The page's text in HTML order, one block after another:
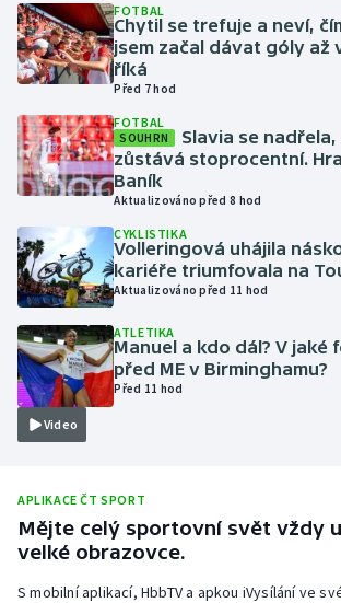
Krasobruslení
Lezení
Lyže a snowboard
Moderní pětiboj
Motorsport
Olympijské hry
Parasport
Plavání
Ragby
Rychlobruslení
FOTBAL
Chytil se trefuje a neví,
jsem začal dávat góly až
říká
Před 7 hod
FOTBAL
SOUHRN
Slavia se
zůstává stoprocentní.
Baník
Aktualizováno před 8 hod
CYKLISTIKA
Volleringová uhájila
kariéře triumfovala na
Aktualizováno před 11 hod
Video
ATLETIKA
Manuel a kdo dál? V jaké
před ME v Birminghamu?
Před 11 hod
APLIKACE ČT SPORT
Mějte celý sportovní svět vždy
velké obrazovce.
S mobilní aplikací, HbbTV a apkou iVysílání ve